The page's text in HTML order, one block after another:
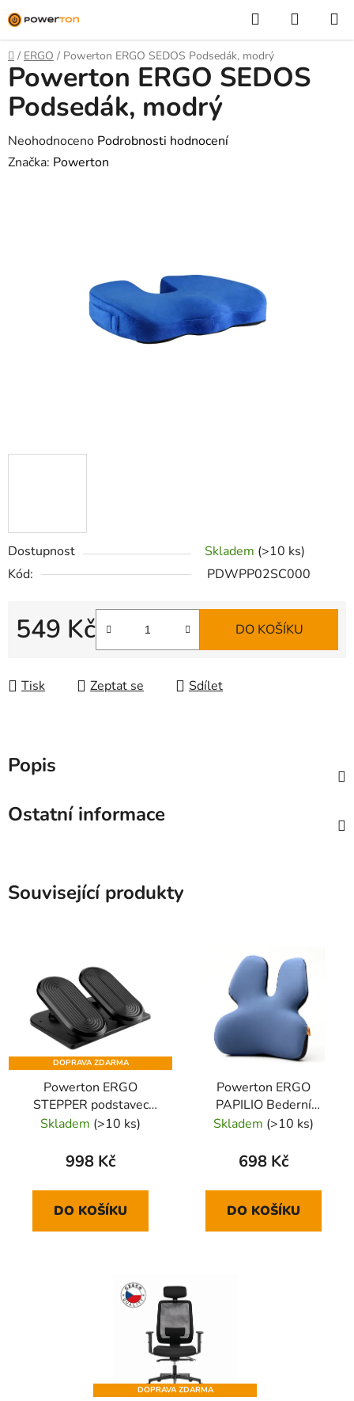
na
obsah
Hledat
KOŠÍK
Domů
/ ERGO / Powerton ERGO SEDOS Podsedák, modrý
Dostupnost Skladem (>10 ks)
Kód:
PDWPP02SC000
549 Kč DO KOŠÍKU
Tisk Zeptat se Sdílet
Powerton ERGO SEDOS
Podsedák, modrý
Průměrné
hodnocení
Neohodnoceno Podrobnosti hodnocení
Značka: Powerton
Popis
Ostatní informace
Související produkty
DOPRAVA ZDARMA
Powerton ERGO
STEPPER podstavec
pod nohy, černý
Skladem (>10 ks)
998 Kč
DO KOŠÍKU
Powerton ERGO
PAPILIO Bederní
opěrka, modrošedá
Skladem (>10 ks)
698 Kč
DO KOŠÍKU
DOPRAVA ZDARMA